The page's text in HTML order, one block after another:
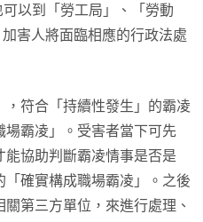
以到「勞工局」、「勞動
害人將面臨相應的行政法處
，符合「持續性發生」的霸凌
霸凌」。受害者當下可先
能協助判斷霸凌情事是否是
「確實構成職場霸凌」。之後
第三方單位，來進行處理、